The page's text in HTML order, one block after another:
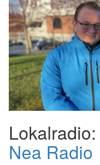
Lokalradio:
Nea Radio